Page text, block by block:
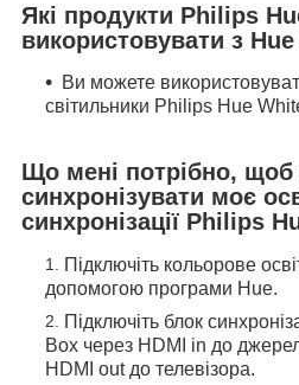
Які продукти Philips
використовувати з
Ви можете
світильники Philips Hue
Що мені потрібно,
синхронізувати моє
синхронізації Philips
Підключіть кольорове
допомогою програми Hue.
Підключіть блок
Box через HDMI in до
HDMI out до телевізора.